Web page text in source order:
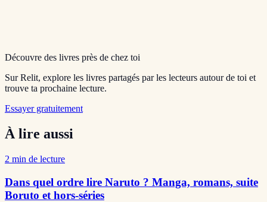
Découvre des livres près de chez toi
Sur Relit, explore les livres partagés par les lecteurs autour de toi et
trouve ta prochaine lecture.
Essayer gratuitement
À lire aussi
2 min de lecture
Dans quel ordre lire Naruto ? Manga, romans, suite
Boruto et hors-séries